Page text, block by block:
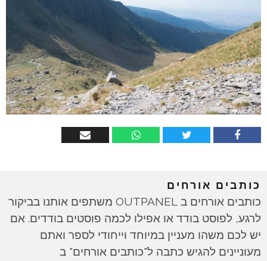
כותבים אורחים
כותבים אורחים ב OUTPANEL משתפים אותנו בביקור
לרגע, לפוסט בודד או אפילו לכמה פוסטים בודדים. אם
יש לכם משהו מעניין במיוחד וייחודי לספר ואתם
מעוניינים להגיש כתבה ל"כותבים אורחים" ב